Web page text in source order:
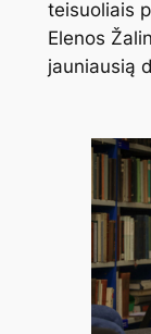
teisuoliais
Elenos
jauniausią